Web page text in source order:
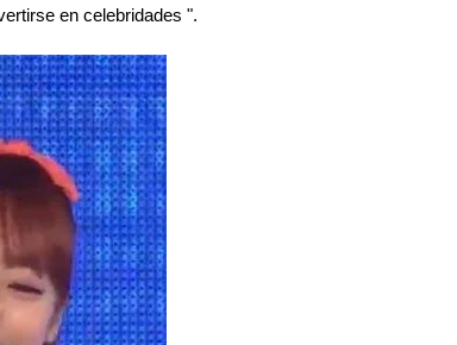
en celebridades ".